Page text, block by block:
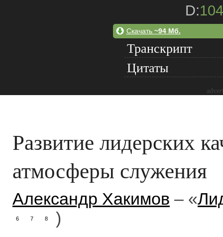
D:
Скачать ~94 Мб.
Транскрипт
Цитаты
Развитие лидерских
атмосферы служения
Александр Хакимов – «
6 7 8
)